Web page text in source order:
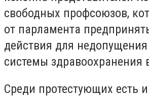
свободных профсоюзов,
от парламента
действия для
системы здравоохранения
Среди протестующих есть